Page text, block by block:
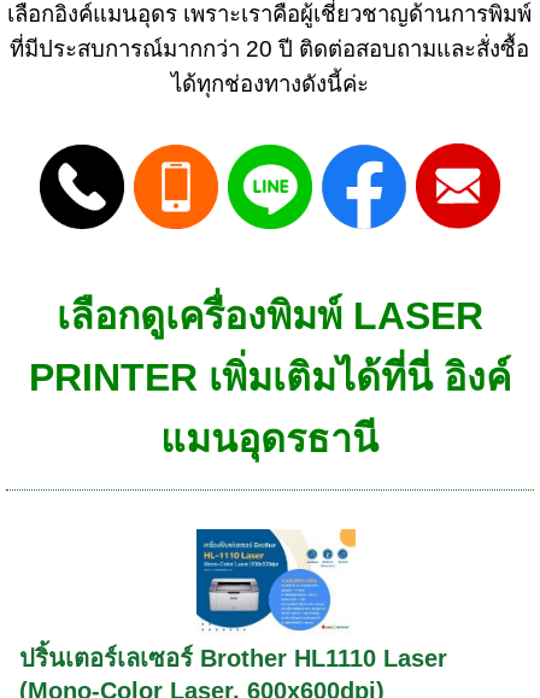
เลือกอิงค์แมนอุดร เพราะเราคือผู้เชี่ยวชาญด้านการพิมพ์
ที่มีประสบการณ์มากกว่า 20 ปี ติดต่อสอบถามและสั่งซื้อ
ได้ทุกช่องทางดังนี้ค่ะ
เลือกดูเครื่องพิมพ์ LASER
PRINTER เพิ่มเติมได้ที่นี่ อิงค์
แมนอุดรธานี
ปริ้นเตอร์เลเซอร์ Brother HL1110 Laser
(Mono-Color Laser, 600x600dpi)